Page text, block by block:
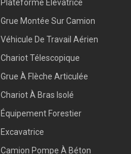
Plateforme Élévatrice
Grue Montée Sur Camion
Véhicule De Travail Aérien
Chariot Télescopique
Grue À Flèche Articulée
Chariot À Bras Isolé
Équipement Forestier
Excavatrice
Camion Pompe À Béton